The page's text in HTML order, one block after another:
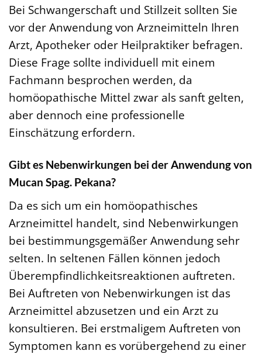
Bei Schwangerschaft und Stillzeit sollten Sie
vor der Anwendung von Arzneimitteln Ihren
Arzt, Apotheker oder Heilpraktiker befragen.
Diese Frage sollte individuell mit einem
Fachmann besprochen werden, da
homöopathische Mittel zwar als sanft gelten,
aber dennoch eine professionelle
Einschätzung erfordern.
Gibt es Nebenwirkungen bei der Anwendung von
Mucan Spag. Pekana?
Da es sich um ein homöopathisches
Arzneimittel handelt, sind Nebenwirkungen
bei bestimmungsgemäßer Anwendung sehr
selten. In seltenen Fällen können jedoch
Überempfindlichkeitsreaktionen auftreten.
Bei Auftreten von Nebenwirkungen ist das
Arzneimittel abzusetzen und ein Arzt zu
konsultieren. Bei erstmaligem Auftreten von
Symptomen kann es vorübergehend zu einer